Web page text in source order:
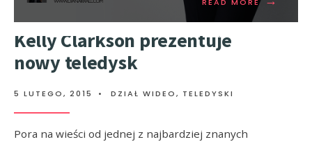
Kelly Clarkson prezentuje
nowy teledysk
5 LUTEGO, 2015 • DZIAŁ WIDEO, TELEDYSKI
Pora na wieści od jednej z najbardziej znanych